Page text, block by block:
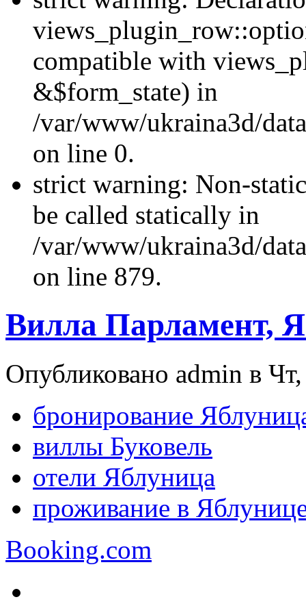
compatible with
&$form_state) in
/var/www/ukraina3d/
on line 0.
strict warning: Non-
be called statically in
/var/www/ukraina3d/
on line 879.
Вилла Парламент,
Опубликовано admin в
бронирование
виллы Буковель
отели Яблуница
проживание в
Booking.com